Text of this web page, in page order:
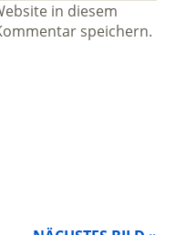
in diesem
speichern.